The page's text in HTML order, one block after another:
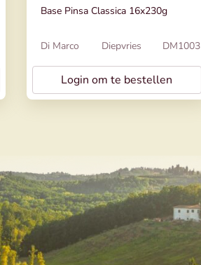
Base Pinsa Classica 16x230g
Di Marco Diepvries DM1003
Login om te bestellen